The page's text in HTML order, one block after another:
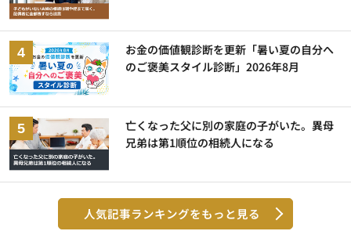
お金の価値観診断を更新「暑い夏の自分へ
のご褒美スタイル診断」2026年8月
亡くなった父に別の家庭の子がいた。異母
兄弟は第1順位の相続人になる
人気記事ランキングをもっと見る